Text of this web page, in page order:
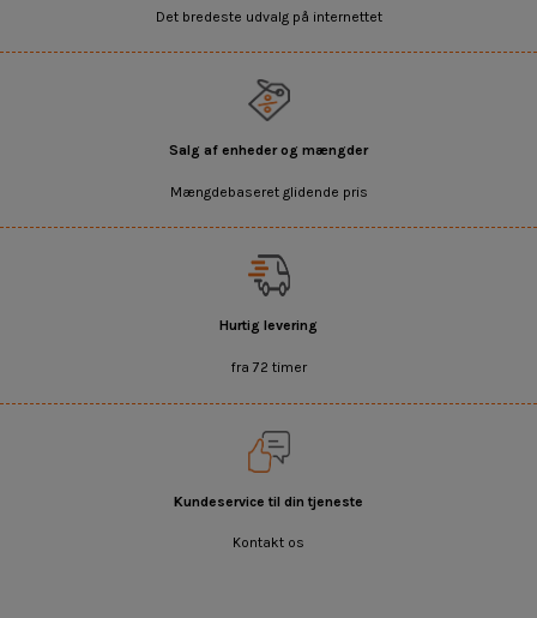
Det bredeste udvalg på internettet
Salg af enheder og mængder
Mængdebaseret glidende pris
Hurtig levering
fra 72 timer
Kundeservice til din tjeneste
Kontakt os